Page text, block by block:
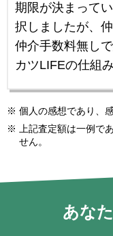
期限が決まって
択しましたが、
仲介手数料無し
カツLIFEの仕組
個人の感想であり、
上記査定額は一例で
せん。
あな